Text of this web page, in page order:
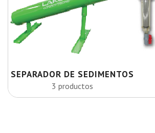
SEPARADOR DE SEDIMENTOS
3 productos